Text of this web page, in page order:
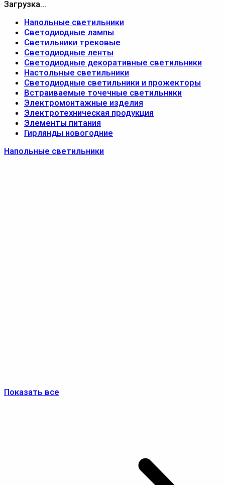
Загрузка...
Напольные светильники
Светодиодные лампы
Светильники трековые
Светодиодные ленты
Светодиодные декоративные светильники
Настольные светильники
Светодиодные светильники и прожекторы
Встраиваемые точечные светильники
Электромонтажные изделия
Электротехническая продукция
Элементы питания
Гирлянды новогодние
Напольные светильники
Показать все